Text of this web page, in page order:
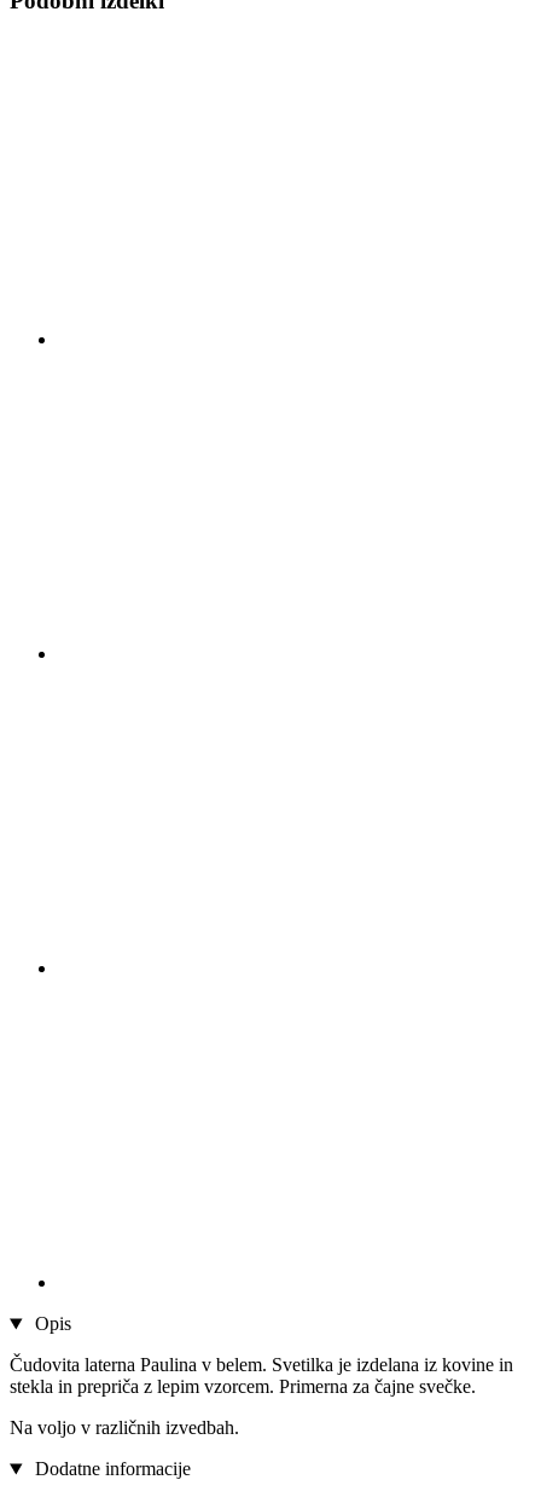
Opis
Čudovita laterna Paulina v belem. Svetilka je izdelana iz kovine in
stekla in prepriča z lepim vzorcem. Primerna za čajne svečke.
Na voljo v različnih izvedbah.
Dodatne informacije